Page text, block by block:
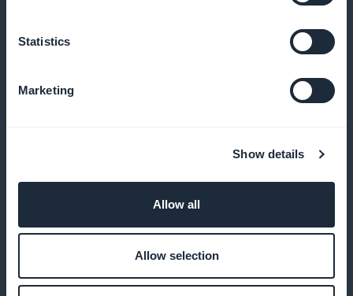
Statistics
Marketing
Show details
Allow all
Allow selection
Notifique a sus clientes en cuanto publique una
Promociones específicas inteligentes
Cree códigos de cupón basados en el
Ofrezca su aplicación móvil con su propia marca, sin